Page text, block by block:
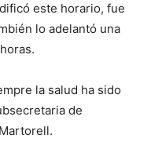
este horario, fue
lo adelantó una
la salud ha sido
de